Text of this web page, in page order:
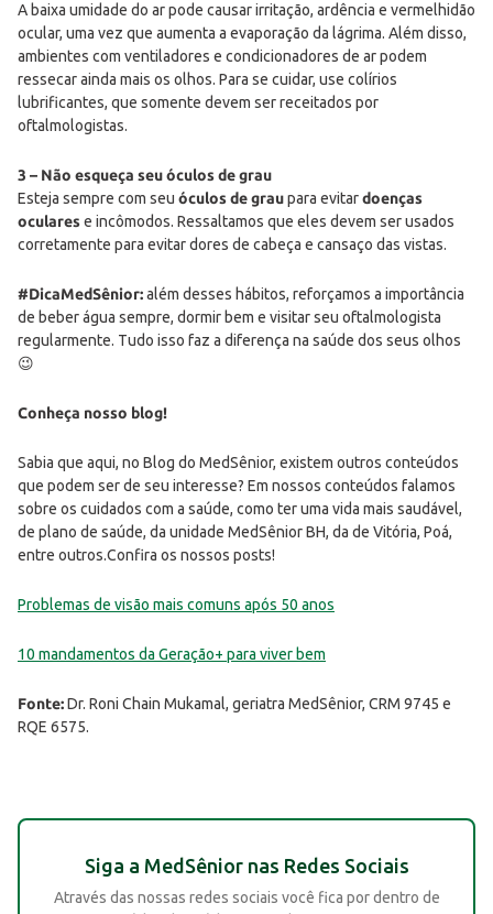
A baixa umidade do ar pode causar irritação, ardência e vermelhidão
ocular, uma vez que aumenta a evaporação da lágrima. Além disso,
ambientes com ventiladores e condicionadores de ar podem
ressecar ainda mais os olhos. Para se cuidar, use colírios
lubrificantes, que somente devem ser receitados por
oftalmologistas.
3 – Não esqueça seu óculos de grau
Esteja sempre com seu óculos de graupara evitardoenças
ocularese incômodos. Ressaltamos que eles devem ser usados
corretamente para evitar dores de cabeça e cansaço das vistas.
#DicaMedSênior:além desses hábitos, reforçamos a importância
de beber água sempre, dormir bem e visitar seu oftalmologista
regularmente. Tudo isso faz a diferença na saúde dos seus olhos
😉
Conheça nosso blog!
Sabia que aqui, no Blog do MedSênior, existem outros conteúdos
que podem ser de seu interesse? Em nossos conteúdos falamos
sobre os cuidados com a saúde, como ter uma vida mais saudável,
de plano de saúde, da unidade MedSênior BH, da de Vitória, Poá,
entre outros.Confira os nossos posts!
Problemas de visão mais comuns após 50 anos
10 mandamentos da Geração+ para viver bem
Fonte:Dr. Roni Chain Mukamal, geriatra MedSênior, CRM 9745 e
RQE 6575.
Siga a MedSênior nas Redes Sociais
Através das nossas redes sociais você fica por dentro de